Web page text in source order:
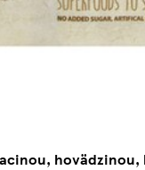
hovädzinou,